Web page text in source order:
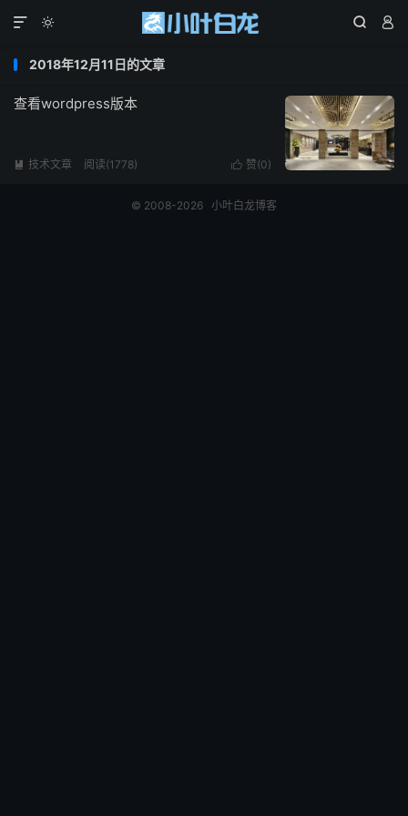
  

2018年12月11日的文章
查看wordpress版本
 赞(0)
 技术文章 阅读(1778)
© 2008-2026 小叶白龙博客